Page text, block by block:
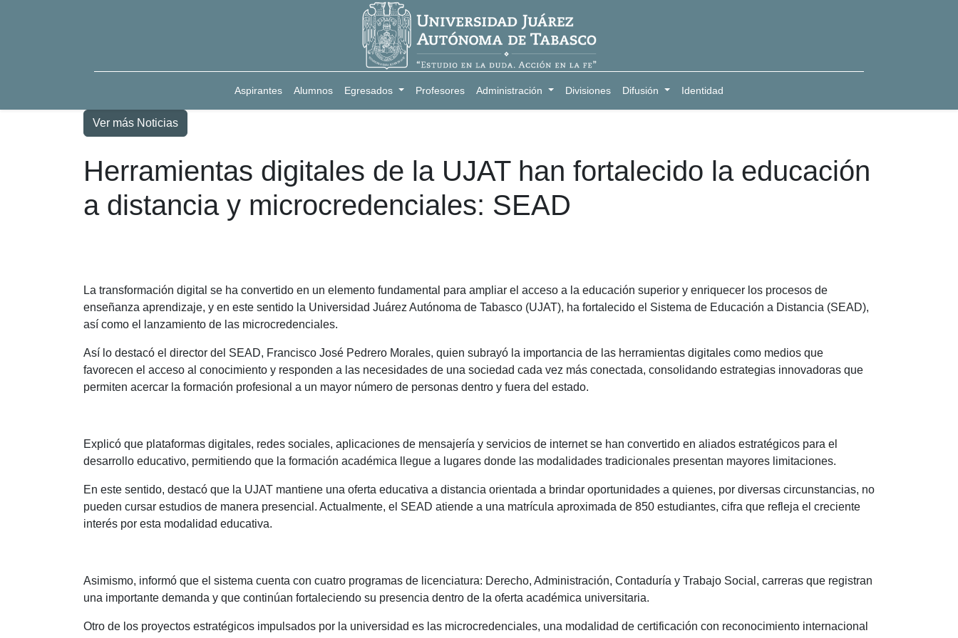
Aspirantes Alumnos Egresados Profesores Administración Divisiones Difusión Identidad
Ver más Noticias
Herramientas digitales de la UJAT han fortalecido la educación
a distancia y microcredenciales: SEAD
La transformación digital se ha convertido en un elemento fundamental para ampliar el acceso a la educación superior y enriquecer los procesos de
enseñanza aprendizaje, y en este sentido la Universidad Juárez Autónoma de Tabasco (UJAT), ha fortalecido el Sistema de Educación a Distancia (SEAD),
así como el lanzamiento de las microcredenciales.
Así lo destacó el director del SEAD, Francisco José Pedrero Morales, quien subrayó la importancia de las herramientas digitales como medios que
favorecen el acceso al conocimiento y responden a las necesidades de una sociedad cada vez más conectada, consolidando estrategias innovadoras que
permiten acercar la formación profesional a un mayor número de personas dentro y fuera del estado.
Explicó que plataformas digitales, redes sociales, aplicaciones de mensajería y servicios de internet se han convertido en aliados estratégicos para el
desarrollo educativo, permitiendo que la formación académica llegue a lugares donde las modalidades tradicionales presentan mayores limitaciones.
En este sentido, destacó que la UJAT mantiene una oferta educativa a distancia orientada a brindar oportunidades a quienes, por diversas circunstancias, no
pueden cursar estudios de manera presencial. Actualmente, el SEAD atiende a una matrícula aproximada de 850 estudiantes, cifra que refleja el creciente
interés por esta modalidad educativa.
Asimismo, informó que el sistema cuenta con cuatro programas de licenciatura: Derecho, Administración, Contaduría y Trabajo Social, carreras que registran
una importante demanda y que continúan fortaleciendo su presencia dentro de la oferta académica universitaria.
Otro de los proyectos estratégicos impulsados por la universidad es las microcredenciales, una modalidad de certificación con reconocimiento internacional